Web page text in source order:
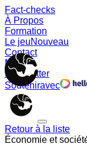
Fact-checks
À Propos
Formation
Le jeuNouveau
Contact
Memes
Newsletter
Souteniravec
Retour à la liste
Économie et